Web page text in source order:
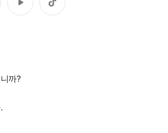
유
튜
틱
톡
까?